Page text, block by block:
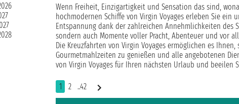
Wenn Freiheit, Einzigartigkeit und Sensation das sind,
hochmodernen Schiffe von Virgin Voyages erleben Sie
Entspannung dank der zahlreichen Annehmlichkeiten des
sondern auch Momente voller Pracht, Abenteuer und vor
Die Kreuzfahrten von Virgin Voyages ermöglichen es
Gourmetmahlzeiten zu genießen und alle angebotenen
von Virgin Voyages für Ihren nächsten Urlaub und beeilen
1 2 ..42